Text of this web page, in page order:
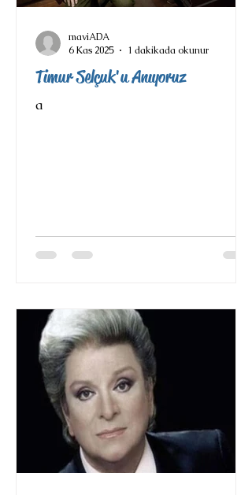
Timur Selçuk'u Anıyoruz
a
maviADA
6 Kas 2025
1 dakikada okunur